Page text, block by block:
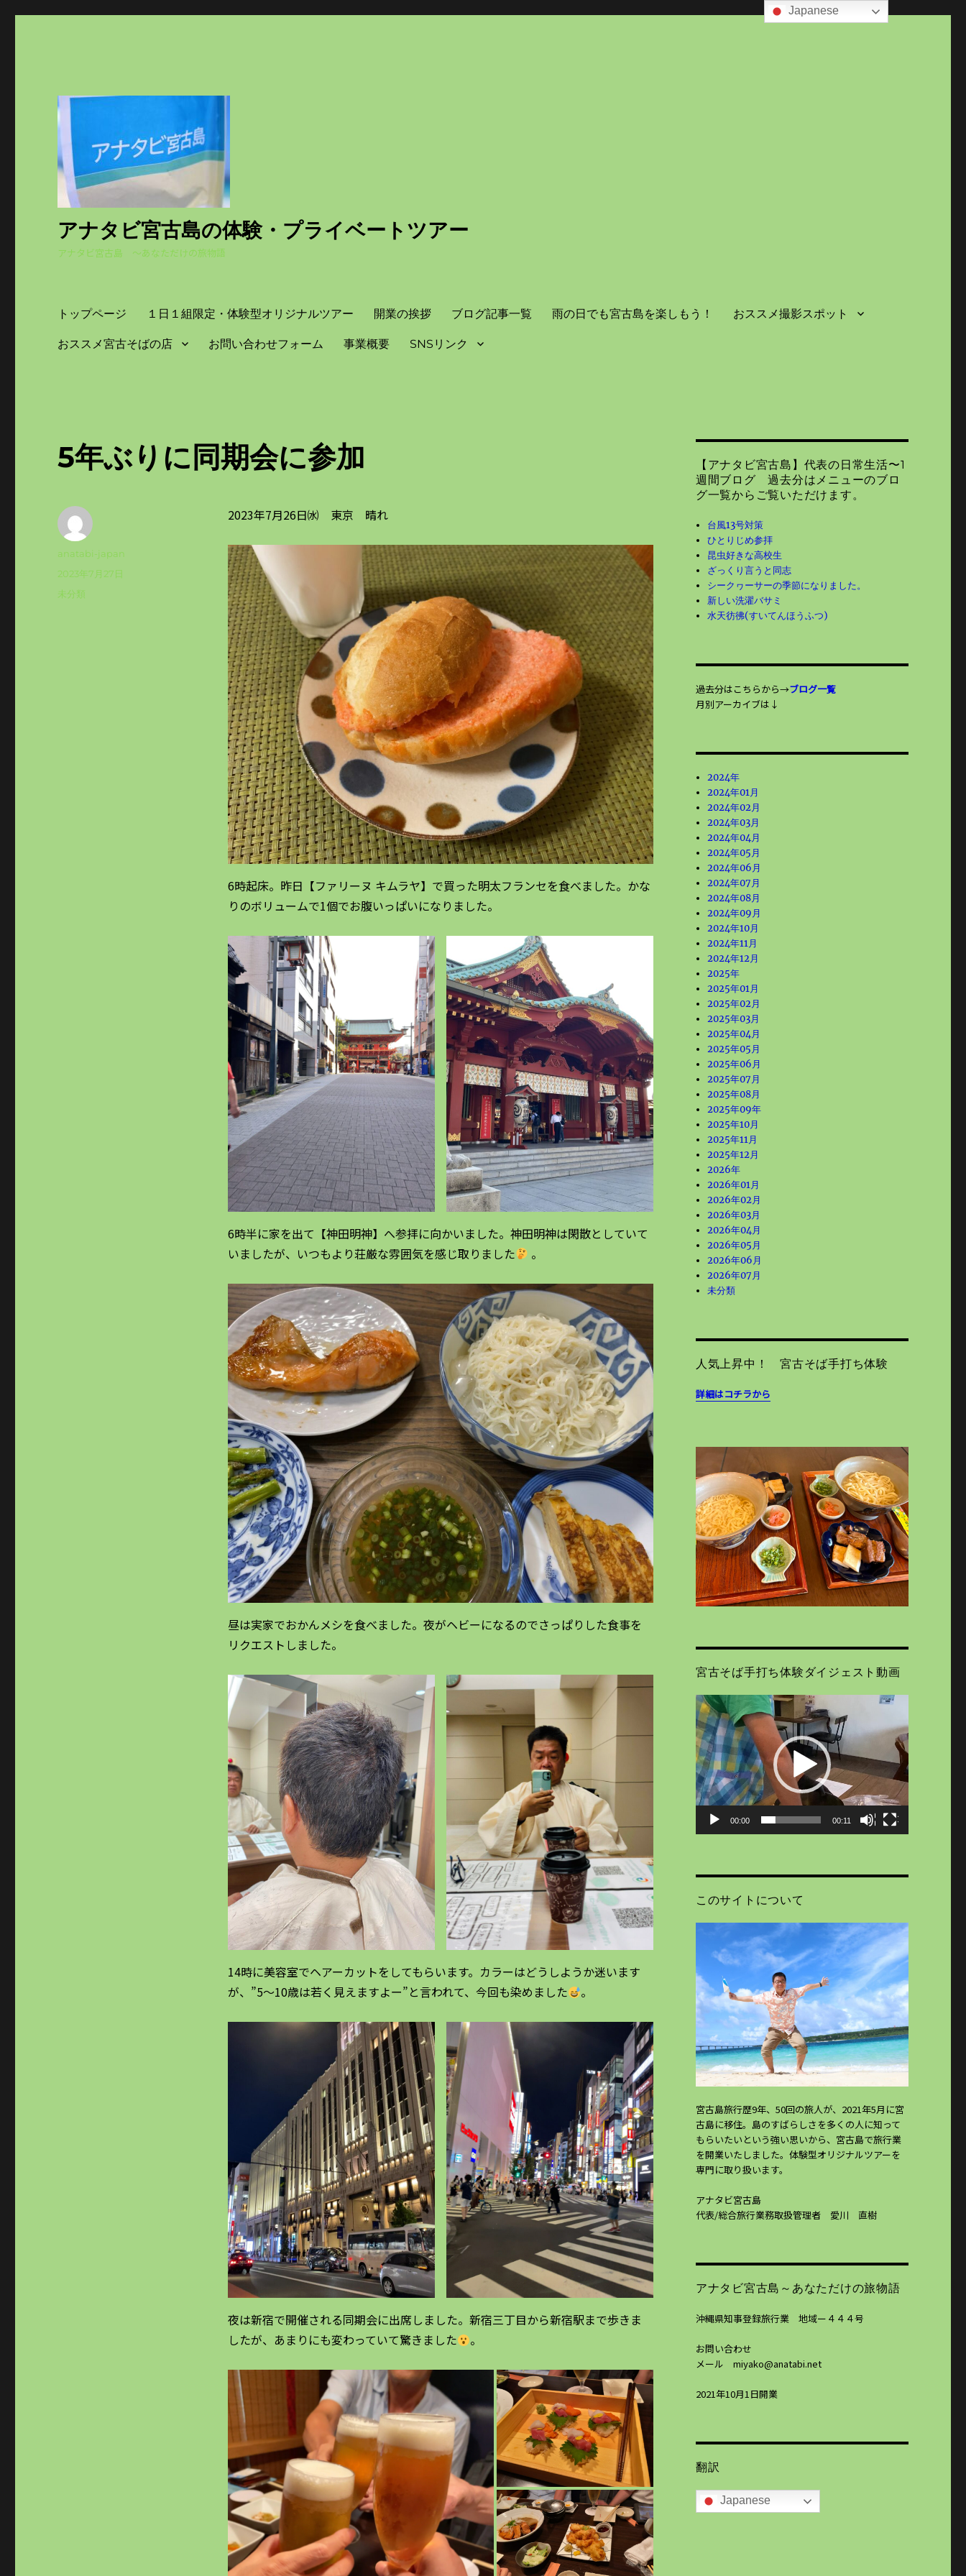
アナタビ宮古島の体験・プライベートツアー
アナタビ宮古島 ～あなただけの旅物語
トップページ １日１組限定・体験型オリジナルツアー 開業の挨拶 ブログ記事一覧 雨の日でも宮古島を楽しもう！ おススメ撮影スポット
おススメ宮古そばの店 お問い合わせフォーム 事業概要 SNSリンク
5年ぶりに同期会に参加
2023年7月26日㈬ 東京 晴れ
6時起床。昨日【ファリーヌ キムラヤ】で買った明太フランセを食べました。かな
りのボリュームで1個でお腹いっぱいになりました。
6時半に家を出て【神田明神】へ参拝に向かいました。神田明神は閑散としていて
いましたが、いつもより荘厳な雰囲気を感じ取りました
。
昼は実家でおかんメシを食べました。夜がヘビーになるのでさっぱりした食事を
リクエストしました。
14時に美容室でヘアーカットをしてもらいます。カラーはどうしようか迷います
が、”5〜10歳は若く見えますよー”と言われて、今回も染めました
。
夜は新宿で開催される同期会に出席しました。新宿三丁目から新宿駅まで歩きま
したが、あまりにも変わっていて驚きました
。
投
anatabi-japan
投
稿
2023年7月27日
カ
未分類
【アナタビ宮古島】代表の日常生活〜1
週間ブログ 過去分はメニューのブロ
グ一覧からご覧いただけます。
台風13号対策
ひとりじめ参拝
昆虫好きな高校生
ざっくり言うと同志
シークヮーサーの季節になりました。
新しい洗濯バサミ
水天彷彿(すいてんほうふつ)
過去分はこちらから→ブログ一覧
月別アーカイブは↓
2024年
2024年01月
2024年02月
2024年03月
2024年04月
2024年05月
2024年06月
2024年07月
2024年08月
2024年09月
2024年10月
2024年11月
2024年12月
2025年
2025年01月
2025年02月
2025年03月
2025年04月
2025年05月
2025年06月
2025年07月
2025年08月
2025年09年
2025年10月
2025年11月
2025年12月
2026年
2026年01月
2026年02月
2026年03月
2026年04月
2026年05月
2026年06月
2026年07月
未分類
人気上昇中！ 宮古そば手打ち体験
詳細はコチラから
宮古そば手打ち体験ダイジェスト動画
動
画
プ
レ
ー
ヤ
ー
00:00 00:11
このサイトについて
宮古島旅行歴9年、50回の旅人が、2021年5月に宮
古島に移住。島のすばらしさを多くの人に知って
もらいたいという強い思いから、宮古島で旅行業
を開業いたしました。体験型オリジナルツアーを
専門に取り扱います。
アナタビ宮古島
代表/総合旅行業務取扱管理者 愛川 直樹
アナタビ宮古島～あなただけの旅物語
沖縄県知事登録旅行業 地域ー４４４号
お問い合わせ
メール miyako@anatabi.net
2021年10月1日開業
翻訳
Japanese
Japanese